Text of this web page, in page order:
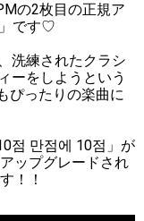
の2枚目の正規ア
です♡
洗練されたクラシ
ーをしようという
ぴったりの楽曲に
점 만점에 10점」が
ップグレードされ
！！